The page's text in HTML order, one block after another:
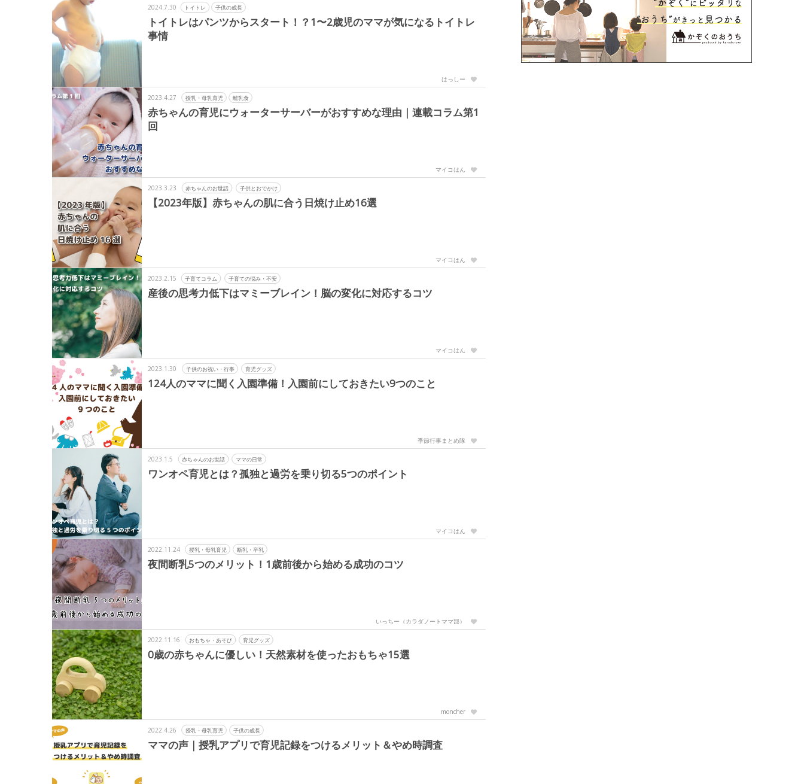
2024.7.30 トイトレ 子供の成長
トイトレはパンツからスタート！？1〜2歳児のママが気になるトイトレ
事情
はっしー
2023.4.27 授乳・母乳育児 離乳食
赤ちゃんの育児にウォーターサーバーがおすすめな理由｜連載コラム第1
回
マイコはん
2023.3.23 赤ちゃんのお世話 子供とおでかけ
【2023年版】赤ちゃんの肌に合う日焼け止め16選
マイコはん
2023.2.15 子育てコラム 子育ての悩み・不安
産後の思考力低下はマミーブレイン！脳の変化に対応するコツ
マイコはん
2023.1.30 子供のお祝い・行事 育児グッズ
124人のママに聞く入園準備！入園前にしておきたい9つのこと
季節行事まとめ隊
2023.1.5 赤ちゃんのお世話 ママの日常
ワンオペ育児とは？孤独と過労を乗り切る5つのポイント
マイコはん
2022.11.24 授乳・母乳育児 断乳・卒乳
夜間断乳5つのメリット！1歳前後から始める成功のコツ
いっちー（カラダノートママ部）
2022.11.16 おもちゃ・あそび 育児グッズ
0歳の赤ちゃんに優しい！天然素材を使ったおもちゃ15選
moncher
2022.4.26 授乳・母乳育児 子供の成長
ママの声｜授乳アプリで育児記録をつけるメリット＆やめ時調査